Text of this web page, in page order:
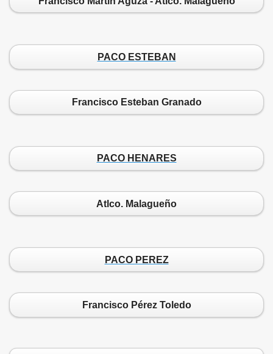
PACO ESTEBAN
Francisco Esteban Granado
PACO HENARES
Atlco. Malagueño
PACO PEREZ
Francisco Pérez Toledo